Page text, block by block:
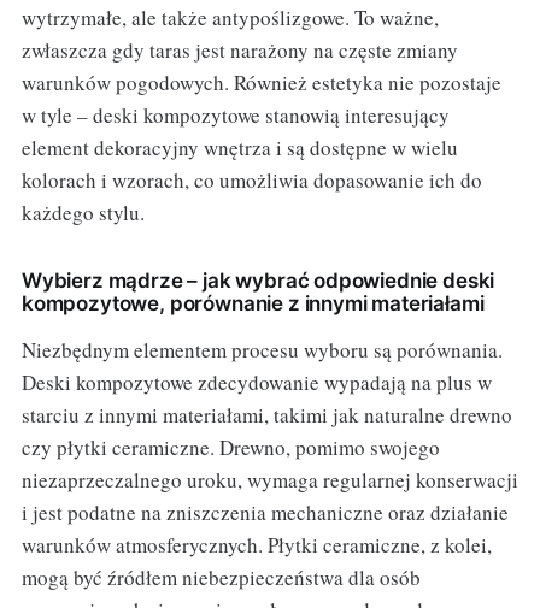
wytrzymałe, ale także antypoślizgowe. To ważne,
zwłaszcza gdy taras jest narażony na częste zmiany
warunków pogodowych. Również estetyka nie pozostaje
w tyle – deski kompozytowe stanowią interesujący
element dekoracyjny wnętrza i są dostępne w wielu
kolorach i wzorach, co umożliwia dopasowanie ich do
każdego stylu.
Wybierz mądrze – jak wybrać odpowiednie deski
kompozytowe, porównanie z innymi materiałami
Niezbędnym elementem procesu wyboru są porównania.
Deski kompozytowe zdecydowanie wypadają na plus w
starciu z innymi materiałami, takimi jak naturalne drewno
czy płytki ceramiczne. Drewno, pomimo swojego
niezaprzeczalnego uroku, wymaga regularnej konserwacji
i jest podatne na zniszczenia mechaniczne oraz działanie
warunków atmosferycznych. Płytki ceramiczne, z kolei,
mogą być źródłem niebezpieczeństwa dla osób